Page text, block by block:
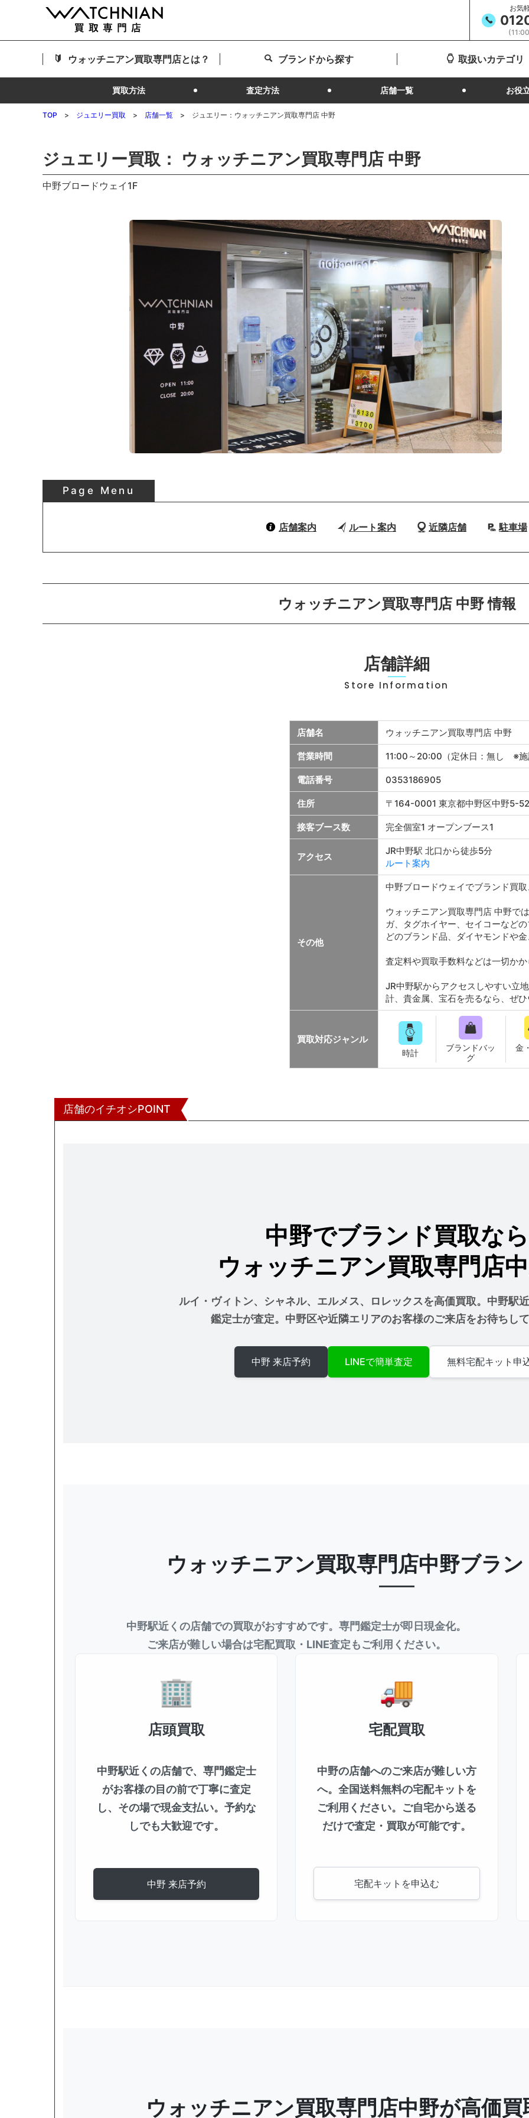
お気
ウォッチニアン買取専門店とは？ ブランドから探す 取扱いカテゴリ
買取方法 査定方法 店舗一覧 お役
TOP ジュエリー買取 店舗一覧 ジュエリー：ウォッチニアン買取専門店 中野
ジュエリー買取： ウォッチニアン買取専門店 中野
中野ブロードウェイ1F
Page Menu
店舗案内 ルート案内 近隣店舗 駐車場
ウォッチニアン買取専門店 中野 情報
店舗詳細
Store Information
店舗名 ウォッチニアン買取専門店 中野
営業時間 11:00～20:00（定休日：無し ※施
電話番号 0353186905
住所 〒164-0001 東京都中野区中野5-
接客ブース数 完全個室1 オープンブース1
アクセス
JR中野駅 北口から徒歩5分
ルート案内
その他
中野ブロードウェイでブランド買
ウォッチニアン買取専門店 中野で
ガ、タグホイヤー、セイコーなど
どのブランド品、ダイヤモンドや
査定料や買取手数料などは一切か
JR中野駅からアクセスしやすい立
計、貴金属、宝石を売るなら、ぜ
買取対応ジャンル
時計
ブランドバッ
グ
金
店舗のイチオシPOINT
中野でブランド買取なら
ウォッチニアン買取専門店
ルイ・ヴィトン、シャネル、エルメス、ロレックスを高価買取。中野駅
鑑定士が査定。中野区や近隣エリアのお客様のご来店をお待ちして
中野 来店予約 LINEで簡単査定 無料宅配キット申
ウォッチニアン買取専門店中野ブラ
中野駅近くの店舗での買取がおすすめです。専門鑑定士が即日現金化。
ご来店が難しい場合は宅配買取・LINE査定もご利用ください。
店頭買取
中野駅近くの店舗で、専門鑑定士
がお客様の目の前で丁寧に査定
し、その場で現金支払い。予約な
しでも大歓迎です。
中野 来店予約
宅配買取
中野の店舗へのご来店が難しい方
へ。全国送料無料の宅配キットを
ご利用ください。ご自宅から送る
だけで査定・買取が可能です。
宅配キットを申込む
ウォッチニアン買取専門店中野が高価